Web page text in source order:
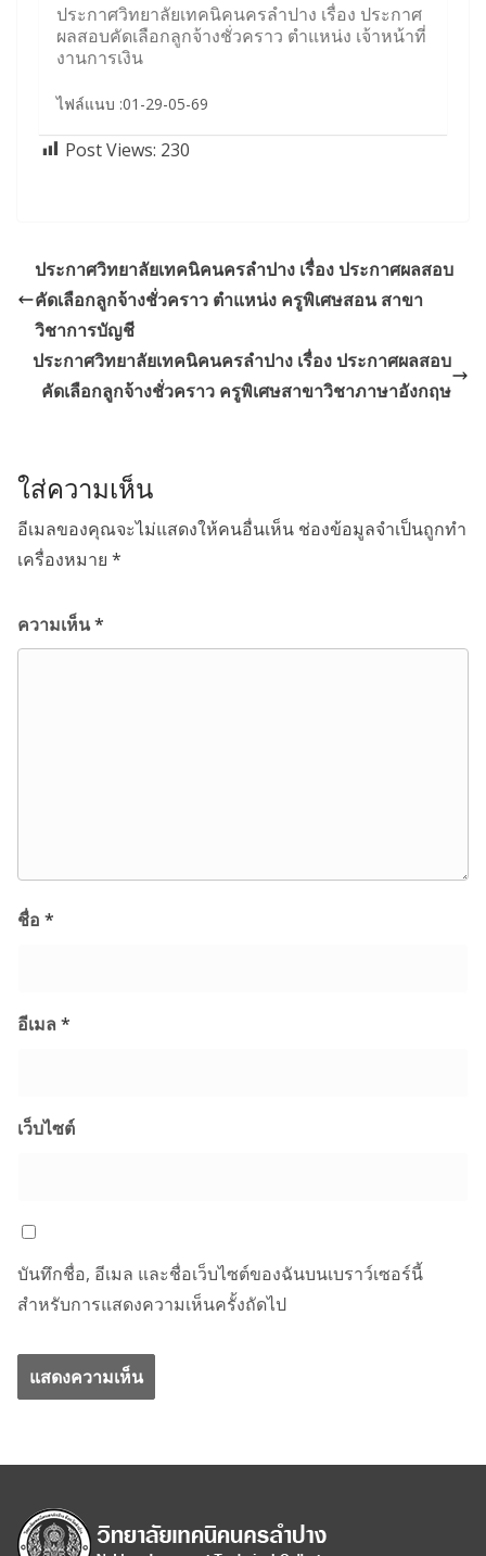
ประกาศวิทยาลัยเทคนิคนครลำปาง เรื่อง ประกาศ
ผลสอบคัดเลือกลูกจ้างชั่วคราว ตำแหน่ง เจ้าหน้าที่
งานการเงิน
ไฟล์แนบ :01-29-05-69
Post Views: 230
ประกาศวิทยาลัยเทคนิคนครลำปาง เรื่อง ประกาศผลสอบ
คัดเลือกลูกจ้างชั่วคราว ตำแหน่ง ครูพิเศษสอน สาขา
วิชาการบัญชี
ประกาศวิทยาลัยเทคนิคนครลำปาง เรื่อง ประกาศผลสอบ
คัดเลือกลูกจ้างชั่วคราว ครูพิเศษสาขาวิชาภาษาอังกฤษ
ใส่ความเห็น
อีเมลของคุณจะไม่แสดงให้คนอื่นเห็น ช่องข้อมูลจำเป็นถูกทำ
เครื่องหมาย *
ความเห็น*
ชื่อ *
อีเมล *
เว็บไซต์
บันทึกชื่อ, อีเมล และชื่อเว็บไซต์ของฉันบนเบราว์เซอร์นี้
สำหรับการแสดงความเห็นครั้งถัดไป